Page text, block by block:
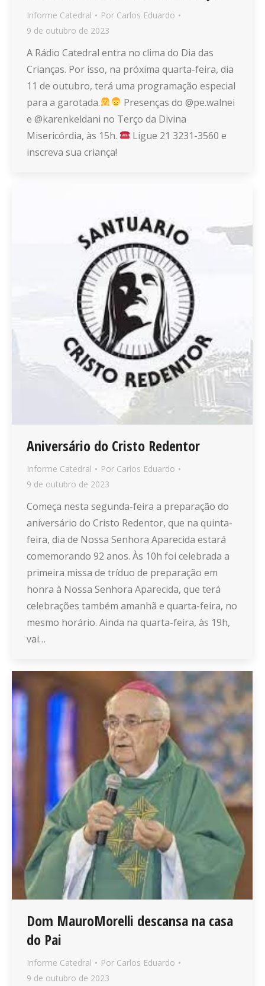
Informe Catedral Por Carlos Eduardo
9 de outubro de 2023
A Rádio Catedral entra no clima do Dia das
Crianças. Por isso, na próxima quarta-feira, dia
11 de outubro, terá uma programação especial
para a garotada.
Presenças do @pe.walnei
e @karenkeldani no Terço da Divina
Misericórdia, às 15h.
Ligue 21 3231-3560 e
inscreva sua criança!
Aniversário do Cristo Redentor
Informe Catedral Por Carlos Eduardo
9 de outubro de 2023
Começa nesta segunda-feira a preparação do
aniversário do Cristo Redentor, que na quinta-
feira, dia de Nossa Senhora Aparecida estará
comemorando 92 anos. Às 10h foi celebrada a
primeira missa de tríduo de preparação em
honra à Nossa Senhora Aparecida, que terá
celebrações também amanhã e quarta-feira, no
mesmo horário. Ainda na quarta-feira, às 19h,
vai…
Dom MauroMorelli descansa na casa
do Pai
Informe Catedral Por Carlos Eduardo
9 de outubro de 2023